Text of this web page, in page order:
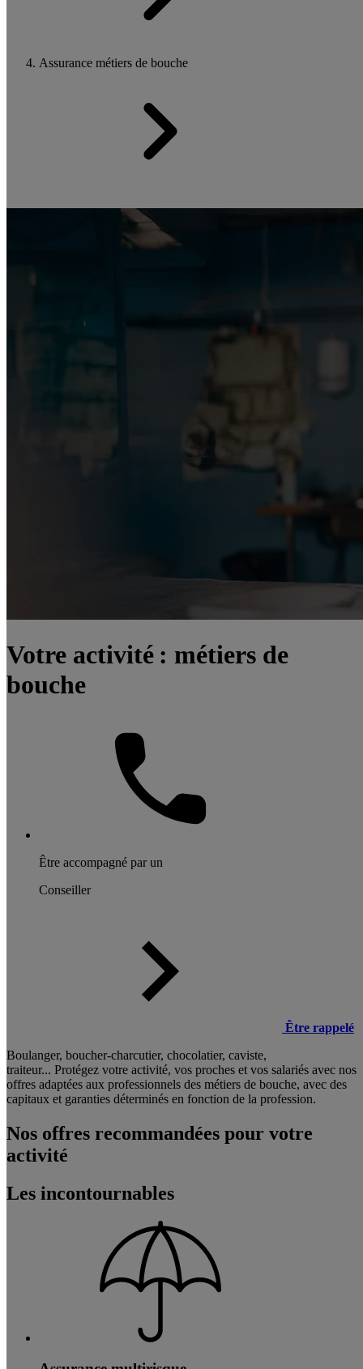
Assurance métiers de bouche
Votre activité : métiers de
bouche
Être accompagné par un
Conseiller
Être rappelé
Boulanger, boucher-charcutier, chocolatier, caviste,
traiteur... Protégez votre activité, vos proches et vos salariés avec nos
offres adaptées aux professionnels des métiers de bouche, avec des
capitaux et garanties déterminés en fonction de la profession.
Nos offres recommandées pour votre
activité
Les incontournables